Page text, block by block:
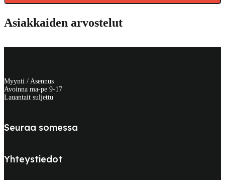
Asiakkaiden arvostelut
Myynti / Asennus
Avoinna ma-pe 9-17
Lauantait suljettu
Seuraa somessa
Yhteystiedot